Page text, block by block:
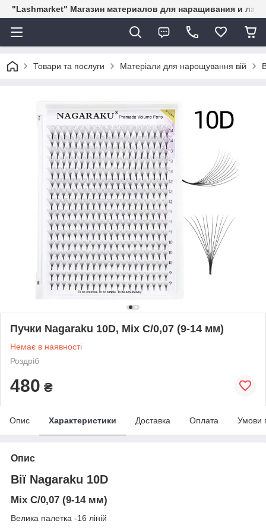
"Lashmarket" Магазин материалов для наращивания и
Товари та послуги Матеріали для нарощування вій
Пучки Nagaraku 10D, Mix C/0,07 (9-14 мм)
Немає в наявності
Роздріб
480 ₴
Опис Характеристики Доставка Оплата Умови
Опис
Вії Nagaraku 10D
Mix C/0,07 (9-14 мм)
Велика палетка -16 ліній